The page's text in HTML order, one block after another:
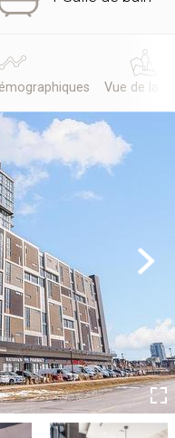
Vue de la
Next